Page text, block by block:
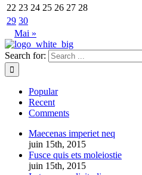
22 23 24 25 26 27 28
29 30
Mai »
Search for:
Popular
Recent
Comments
Maecenas imperiet neq
juin 15th, 2015
Fusce quis ets moleiostie
juin 15th, 2015